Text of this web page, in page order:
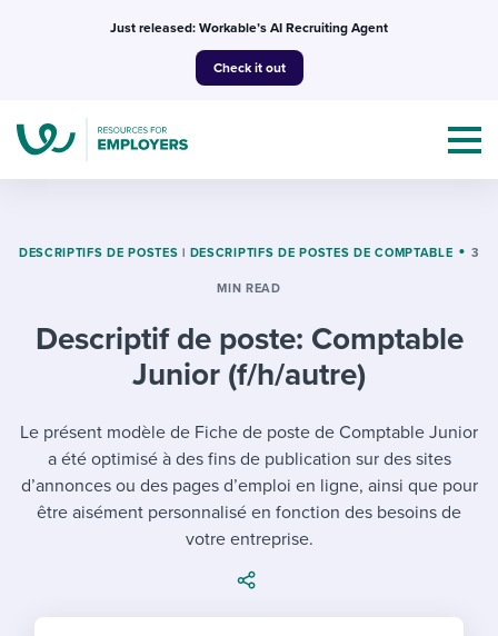
Just released: Workable’s AI Recruiting Agent
Check it out
Mobilizing AI in my work
Evaluating candidates
Templates & Guides
I WANT...
Job description templates
Interview question templates
I WANT TO LEARN ABOUT...
Applying for a job
Attend webinars & events
Workable customer stories
DESCRIPTIFS DE POSTES | DESCRIPTIFS DE POSTES DE COMPTABLE 3
MIN READ
Descriptif de poste: Comptable
Junior (f/h/autre)
Le présent modèle de Fiche de poste de Comptable Junior
a été optimisé à des fins de publication sur des sites
d’annonces ou des pages d’emploi en ligne, ainsi que pour
être aisément personnalisé en fonction des besoins de
votre entreprise.